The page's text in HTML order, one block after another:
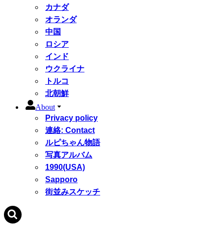
カナダ
オランダ
中国
ロシア
インド
ウクライナ
トルコ
北朝鮮
About
Privacy policy
連絡: Contact
ルピちゃん物語
写真アルバム
1990(USA)
Sapporo
街並みスケッチ